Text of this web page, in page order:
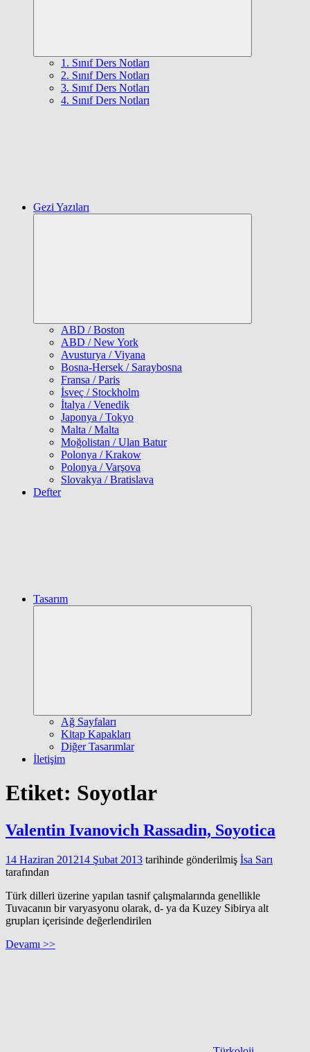
1. Sınıf Ders Notları
2. Sınıf Ders Notları
3. Sınıf Ders Notları
4. Sınıf Ders Notları
Gezi Yazıları
ABD / Boston
ABD / New York
Avusturya / Viyana
Bosna-Hersek / Saraybosna
Fransa / Paris
İsveç / Stockholm
İtalya / Venedik
Japonya / Tokyo
Malta / Malta
Moğolistan / Ulan Batur
Polonya / Krakow
Polonya / Varşova
Slovakya / Bratislava
Defter
Tasarım
Ağ Sayfaları
Kitap Kapakları
Diğer Tasarımlar
İletişim
Etiket: Soyotlar
Valentin Ivanovich Rassadin, Soyotica
14 Haziran 201214 Şubat 2013 tarihinde gönderilmiş İsa Sarı
tarafından
Türk dilleri üzerine yapılan tasnif çalışmalarında genellikle
Tuvacanın bir varyasyonu olarak, d- ya da Kuzey Sibirya alt
grupları içerisinde değerlendirilen
Devamı >>